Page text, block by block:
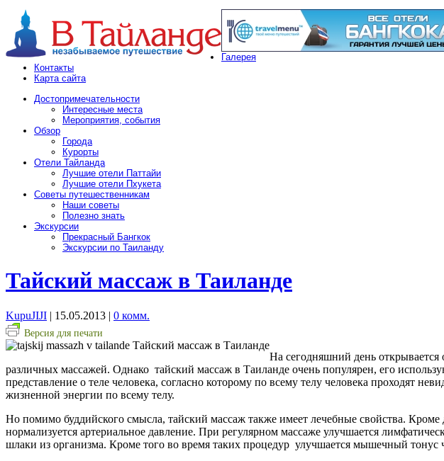
Галерея
Контакты
Карта сайта
Достопримечательности
Интересные места
Мероприятия, события
Обзор
Города
Курорты
Отели Тайланда
Лучшие отели Паттайи
Лучшие отели Пхукета
Советы путешественникам
Наши советы
Полезно знать
Экскурсии
Прекрасный Бангкок
Экскурсии по Таиланду
Тайский массаж в Таиланде
KupuJIJI | 15.05.2013 | 0 комм.
Версия для печати
На сегодняшний день открывается
различных массажей. Однако тайский массаж в Таиланде очень популярен, его
представление о теле человека, согласно которому по всему телу человека проходят
жизненной энергии по всему телу.
Но помимо буддийского смысла, тайский массаж также имеет лечебные свойства.
нормализуется артериальное давление. При регулярном массаже улучшается
шлаки из организма. Кроме того во время таких процедур улучшается мышечный тонус